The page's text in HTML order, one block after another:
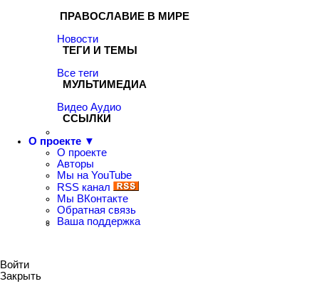
ПРАВОСЛАВИЕ В МИРЕ
Новости
ТЕГИ И ТЕМЫ
Все теги
МУЛЬТИМЕДИА
Видео Аудио
ССЫЛКИ
О проекте ▼
О проекте
Авторы
Мы на YouTube
RSS канал
Мы ВКонтакте
Обратная связь
Ваша поддержка
Войти
Закрыть